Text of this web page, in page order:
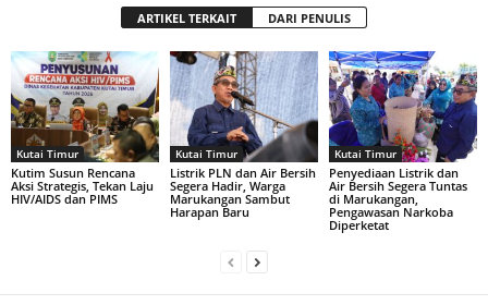
ARTIKEL TERKAIT DARI PENULIS
Kutai Timur
Kutim Susun Rencana
Aksi Strategis, Tekan Laju
HIV/AIDS dan PIMS
Kutai Timur
Listrik PLN dan Air Bersih
Segera Hadir, Warga
Marukangan Sambut
Harapan Baru
Kutai Timur
Penyediaan Listrik dan
Air Bersih Segera Tuntas
di Marukangan,
Pengawasan Narkoba
Diperketat